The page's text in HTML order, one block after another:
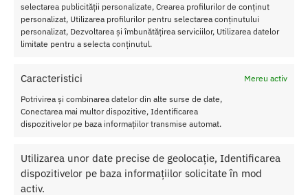
selectarea publicității personalizate, Crearea profilurilor de conținut
personalizat, Utilizarea profilurilor pentru selectarea conținutului
personalizat, Dezvoltarea și îmbunătățirea serviciilor, Utilizarea datelor
limitate pentru a selecta conținutul.
Caracteristici
Mereu activ
Potrivirea și combinarea datelor din alte surse de date,
Conectarea mai multor dispozitive, Identificarea
dispozitivelor pe baza informațiilor transmise automat.
Utilizarea unor date precise de geolocație, Identificarea
dispozitivelor pe baza informațiilor solicitate în mod
activ.
Sex Shop Romania
Comanda online de oriunde ai fi si primesti comanda a 2-a zi.
Discretie Maxima
Despre Noi
Termeni si Conditii
Protectia Consumatorului